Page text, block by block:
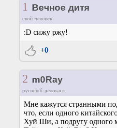
1 Вечное дитя
свой человек
:D сижу ржу!
+0
2 m0Ray
русофоб-релокант
Мне кажутся странными
что, если одного
Хуй Ши, а подругу одного